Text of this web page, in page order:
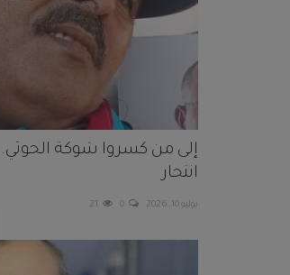
إلى من كسروا شوكة
انتحار
يوليو 10, 2026 0
21